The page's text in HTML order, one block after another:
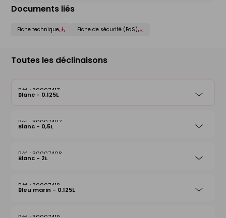
Documents liés
Fiche technique Fiche de sécurité (FdS)
Toutes les déclinaisons
30007417
Blanc - 0,125L
30007407
Blanc - 0,5L
30007408
Blanc - 2L
30007418
Bleu marin - 0,125L